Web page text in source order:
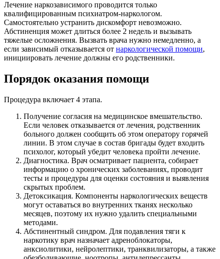
Лечение наркозависимого проводится только
квалифицированным психиатром-наркологом.
Самостоятельно устранить дискомфорт невозможно.
Абстиненция может длиться более 2 недель и вызывать
тяжелые осложнения. Вызвать врача нужно немедленно, а
если зависимый отказывается от наркологической помощи,
инициировать лечение должны его родственники.
Порядок оказания помощи
Процедура включает 4 этапа.
Получение согласия на медицинское вмешательство.
Если человек отказывается от лечения, родственник
больного должен сообщить об этом оператору горячей
линии. В этом случае в состав бригады будет входить
психолог, который убедит человека пройти лечение.
Диагностика. Врач осматривает пациента, собирает
информацию о хронических заболеваниях, проводит
тесты и процедуры для оценки состояния и выявления
скрытых проблем.
Детоксикация. Компоненты наркологических веществ
могут оставаться во внутренних тканях несколько
месяцев, поэтому их нужно удалить специальными
методами.
Абстинентный синдром. Для подавления тяги к
наркотику врач назначает адреноблокаторы,
анксиолитики, нейролептики, транквилизаторы, а также